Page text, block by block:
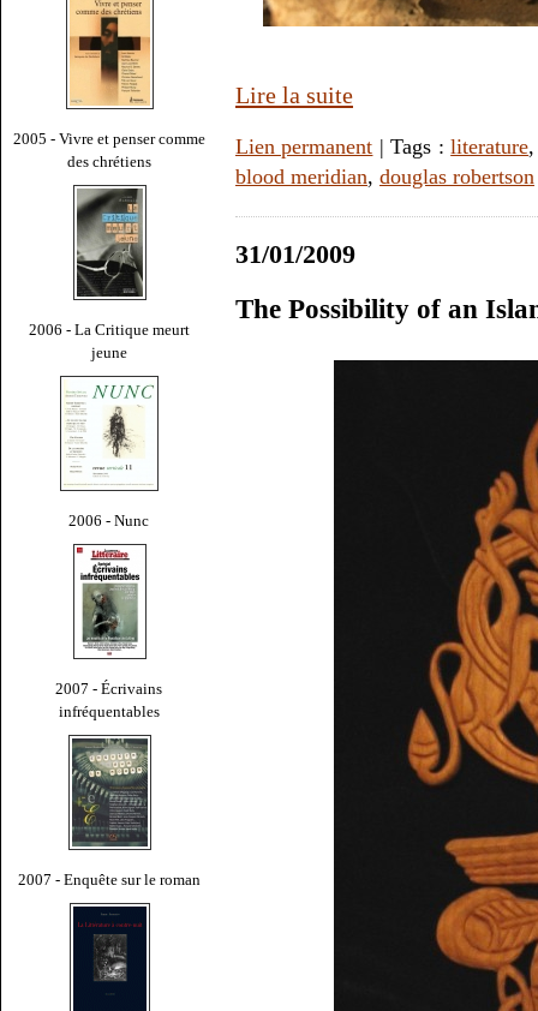
2005 - Vivre et penser comme
des chrétiens
2006 - La Critique meurt
jeune
2006 - Nunc
2007 - Écrivains
infréquentables
2007 - Enquête sur le roman
Lire la suite
Lien permanent | Tags :literature
blood meridian, douglas robertson
31/01/2009
The Possibility of an